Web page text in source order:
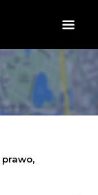
prawo,